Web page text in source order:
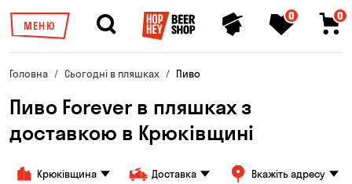
МЕНЮ
0 0
Головна Сьогодні в пляшках Пиво
Пиво Forever в пляшках з
доставкою в Крюківщині
Крюківщина Доставка Вкажіть адресу